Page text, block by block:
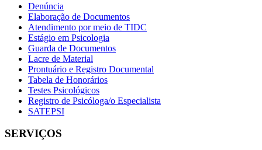
Denúncia
Elaboração de Documentos
Atendimento por meio de TIDC
Estágio em Psicologia
Guarda de Documentos
Lacre de Material
Prontuário e Registro Documental
Tabela de Honorários
Testes Psicológicos
Registro de Psicóloga/o Especialista
SATEPSI
SERVIÇOS